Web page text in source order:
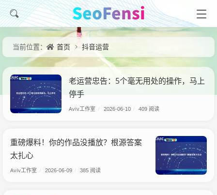
当前位置： 首页 抖音运营
老运营忠告：5个毫无用处的操作，马上
停手
Aviv工作室 2026-06-10 409 阅读
重磅爆料！你的作品没播放？根源答案
太扎心
Aviv工作室 2026-06-09 385 阅读